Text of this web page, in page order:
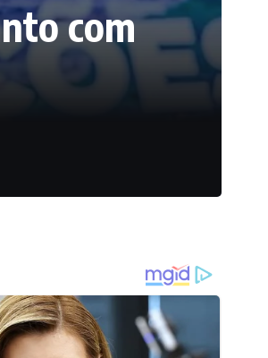
com